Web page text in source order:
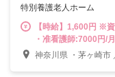
特別養護老人ホーム
【時給】1,600円 ※資格手当（週5勤務の方） ・正看護師:8000円/月
・准看護師:7000円/月
神奈川県 ・茅ヶ崎市